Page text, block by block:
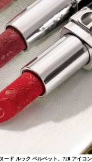
ード ルック ベルベット、720 アイコ